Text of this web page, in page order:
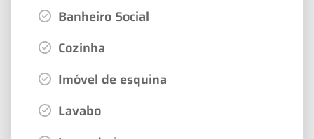
Banheiro Social
Cozinha
Imóvel de esquina
Lavabo